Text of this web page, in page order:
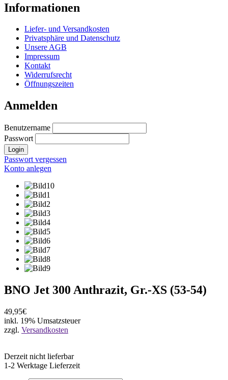
Informationen
Liefer- und Versandkosten
Privatsphäre und Datenschutz
Unsere AGB
Impressum
Kontakt
Widerrufsrecht
Öffnungszeiten
Anmelden
Benutzername
Passwort
Login
Passwort vergessen
Konto anlegen
BNO Jet 300 Anthrazit, Gr.-XS (53-54)
49,95€
inkl. 19% Umsatzsteuer
zzgl. Versandkosten
Derzeit nicht lieferbar
1-2 Werktage Lieferzeit